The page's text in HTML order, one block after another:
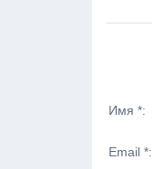
Имя *:
Email *: